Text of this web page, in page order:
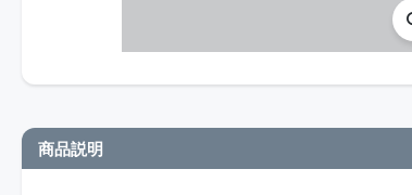
商品説明